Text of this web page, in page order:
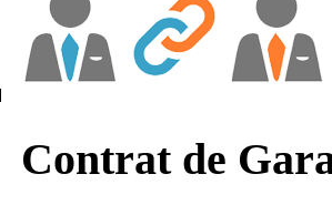
Contrat de